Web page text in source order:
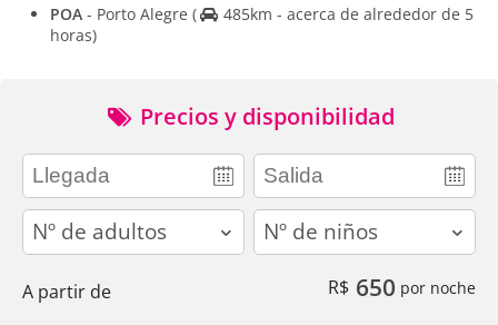
POA - Porto Alegre (
485km - acerca de alrededor de 5
horas)
Precios y disponibilidad
adults children
A partir de R$ 650 por noche